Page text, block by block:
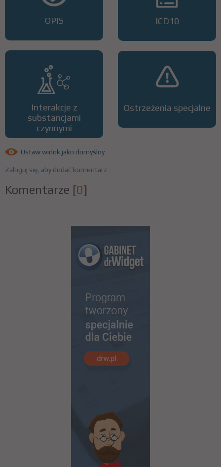
OPIS
Interakcje z
substancjami
czynnymi
ICD10
Ostrzeżenia specjalne
Ustaw widok jako domyślny
Zaloguj się, aby dodać komentarz
Komentarze [0]